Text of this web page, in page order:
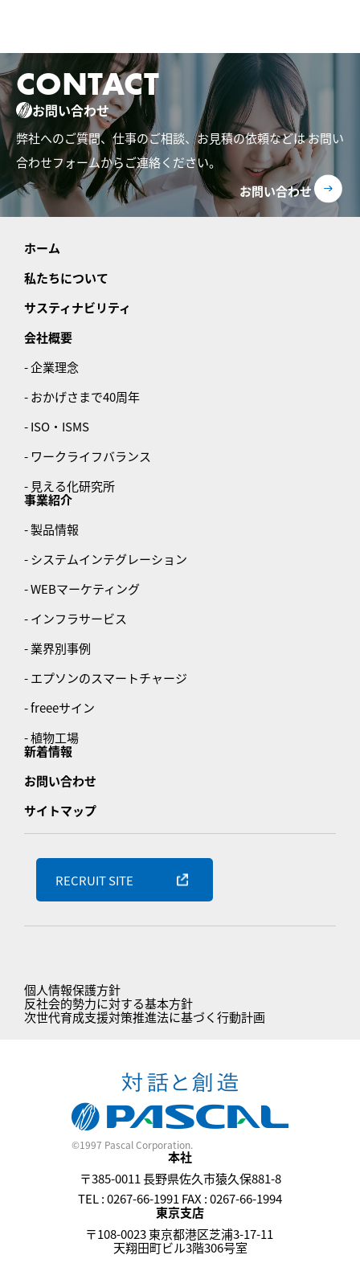
CONTACT
お問い合わせ
弊社へのご質問、仕事のご相談、お見積の依頼などはお問い
合わせフォームからご連絡ください。
お問い合わせ
ホーム
私たちについて
サスティナビリティ
会社概要
- 企業理念
- おかげさまで40周年
- ISO・ISMS
- ワークライフバランス
- 見える化研究所
事業紹介
- 製品情報
- システムインテグレーション
- WEBマーケティング
- インフラサービス
- 業界別事例
- エプソンのスマートチャージ
- freeeサイン
- 植物工場
新着情報
お問い合わせ
サイトマップ
RECRUIT SITE
個人情報保護方針
反社会的勢力に対する基本方針
次世代育成支援対策推進法に基づく行動計画
©1997 Pascal Corporation.
本社
〒385-0011 長野県佐久市猿久保881-8
TEL : 0267-66-1991 FAX : 0267-66-1994
東京支店
〒108-0023 東京都港区芝浦3-17-11
天翔田町ビル3階306号室